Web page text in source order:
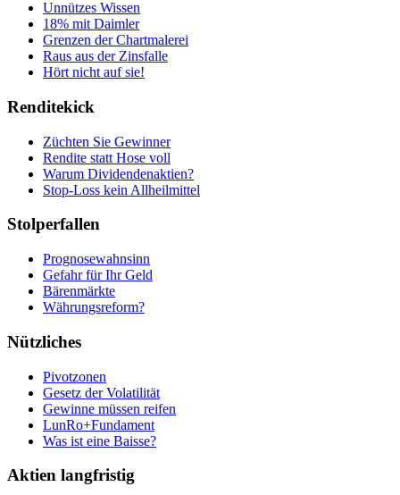
Unnützes Wissen
18% mit Daimler
Grenzen der Chartmalerei
Raus aus der Zinsfalle
Hört nicht auf sie!
Renditekick
Züchten Sie Gewinner
Rendite statt Hose voll
Warum Dividendenaktien?
Stop-Loss kein Allheilmittel
Stolperfallen
Prognosewahnsinn
Gefahr für Ihr Geld
Bärenmärkte
Währungsreform?
Nützliches
Pivotzonen
Gesetz der Volatilität
Gewinne müssen reifen
LunRo+Fundament
Was ist eine Baisse?
Aktien langfristig